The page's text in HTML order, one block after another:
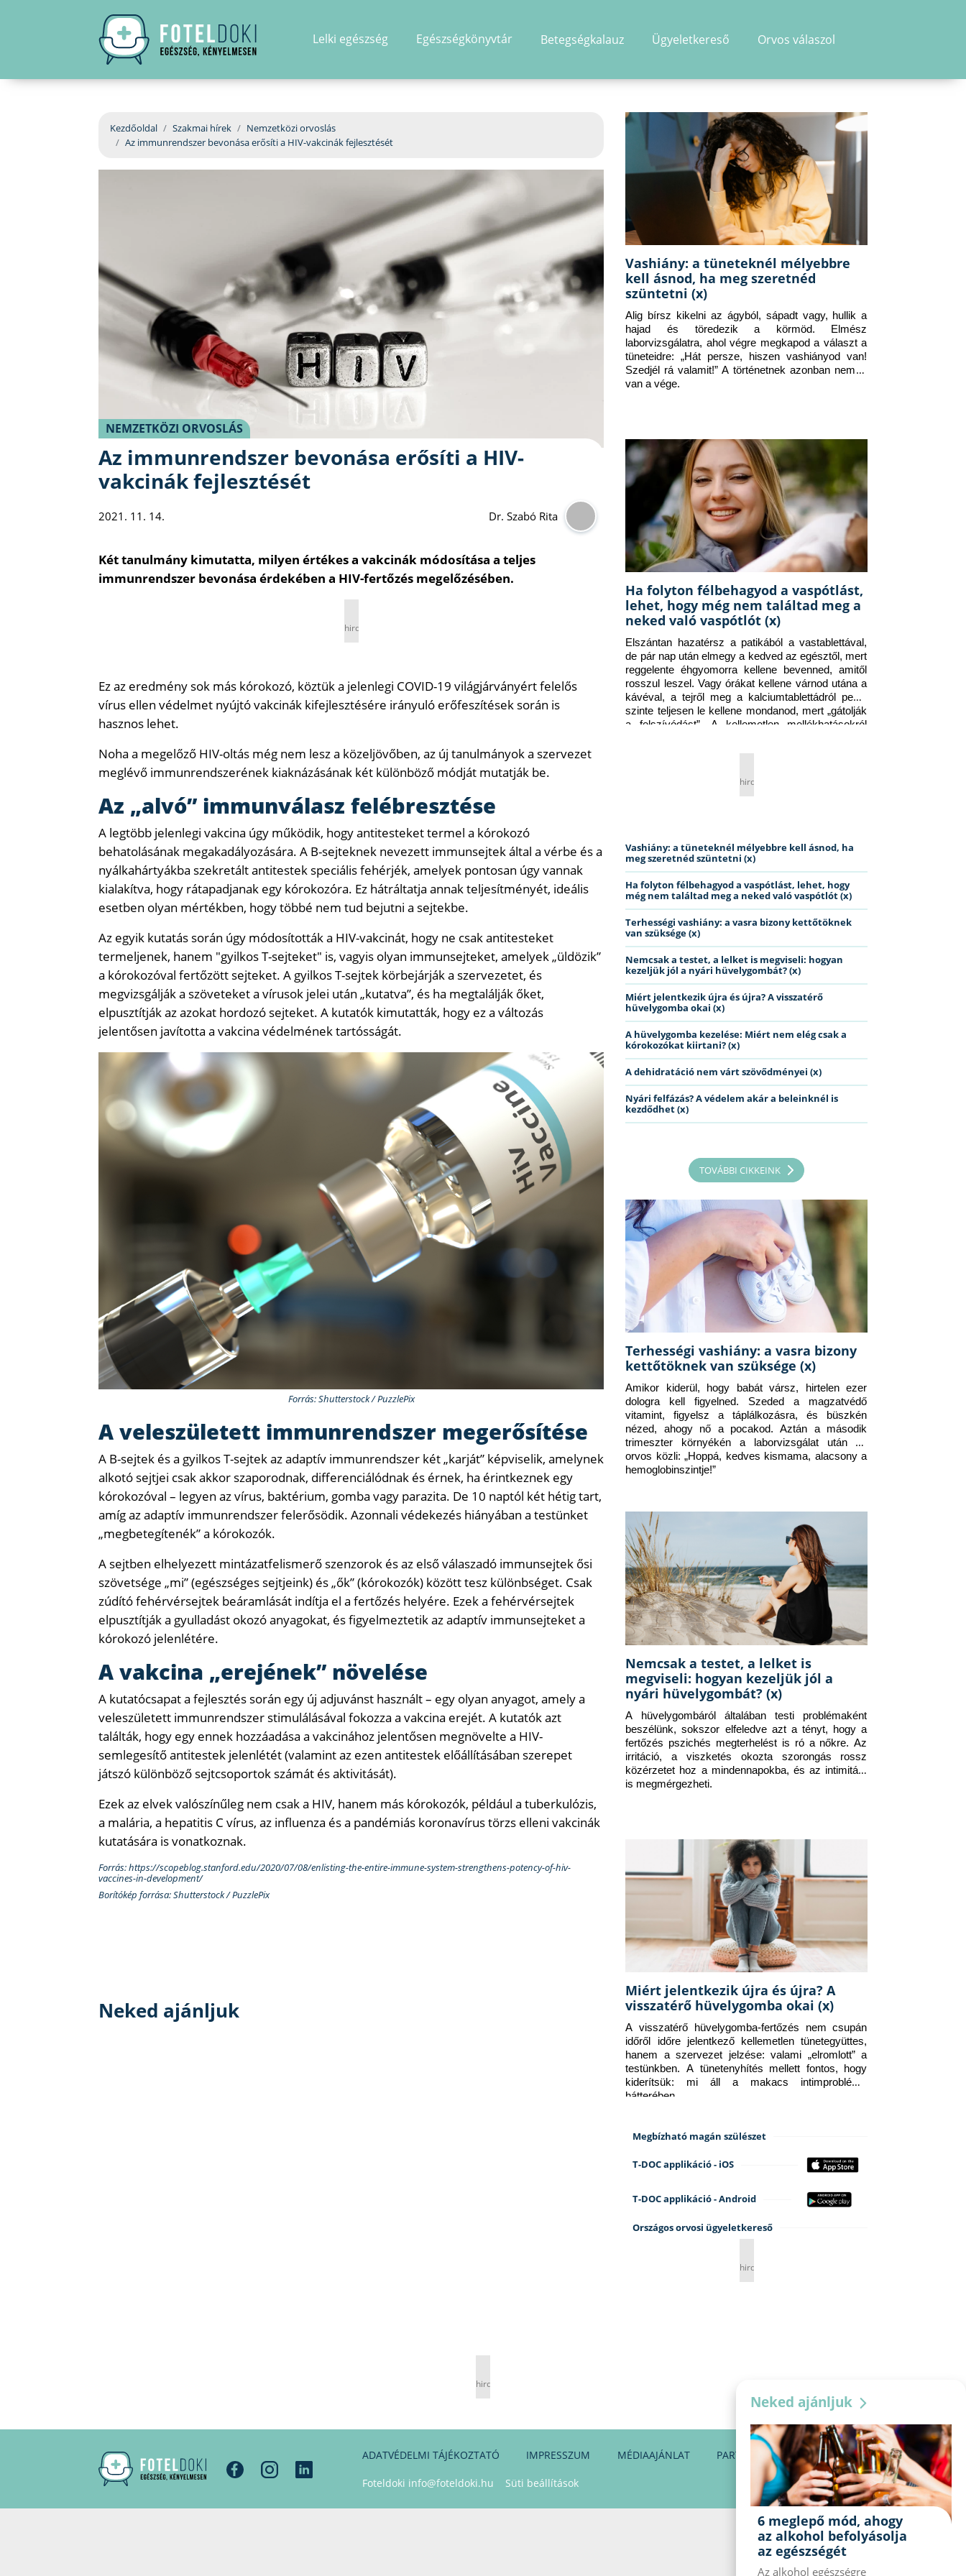
Lelki egészség Egészségkönyvtár Betegségkalauz Ügyeletkereső Orvos válaszol
Kezdőoldal Szakmai hírek
Nemzetközi orvoslás
Az immunrendszer bevonása erősíti a HIV-vakcinák fejlesztését
NEMZETKÖZI ORVOSLÁS
Az immunrendszer bevonása erősíti a HIV-
vakcinák fejlesztését
2021. 11. 14. Dr. Szabó Rita
Két tanulmány kimutatta, milyen értékes a vakcinák módosítása a teljes
immunrendszer bevonása érdekében a HIV-fertőzés megelőzésében.
hirdetés
Ez az eredmény sok más kórokozó, köztük a jelenlegi COVID-19 világjárványért felelős
vírus ellen védelmet nyújtó vakcinák kifejlesztésére irányuló erőfeszítések során is
hasznos lehet.
Noha a megelőző HIV-oltás még nem lesz a közeljövőben, az új tanulmányok a szervezet
meglévő immunrendszerének kiaknázásának két különböző módját mutatják be.
Az „alvó” immunválasz felébresztése
A legtöbb jelenlegi vakcina úgy működik, hogy antitesteket termel a kórokozó
behatolásának megakadályozására. A B-sejteknek nevezett immunsejtek által a vérbe és a
nyálkahártyákba szekretált antitestek speciális fehérjék, amelyek pontosan úgy vannak
kialakítva, hogy rátapadjanak egy kórokozóra. Ez hátráltatja annak teljesítményét, ideális
esetben olyan mértékben, hogy többé nem tud bejutni a sejtekbe.
Az egyik kutatás során úgy módosították a HIV-vakcinát, hogy ne csak antitesteket
termeljenek, hanem "gyilkos T-sejteket" is, vagyis olyan immunsejteket, amelyek „üldözik”
a kórokozóval fertőzött sejteket. A gyilkos T-sejtek körbejárják a szervezetet, és
megvizsgálják a szöveteket a vírusok jelei után „kutatva”, és ha megtalálják őket,
elpusztítják az azokat hordozó sejteket. A kutatók kimutatták, hogy ez a változás
jelentősen javította a vakcina védelmének tartósságát.
Forrás: Shutterstock / PuzzlePix
A veleszületett immunrendszer megerősítése
A B-sejtek és a gyilkos T-sejtek az adaptív immunrendszer két „karját” képviselik, amelynek
alkotó sejtjei csak akkor szaporodnak, differenciálódnak és érnek, ha érintkeznek egy
kórokozóval – legyen az vírus, baktérium, gomba vagy parazita. De 10 naptól két hétig tart,
amíg az adaptív immunrendszer felerősödik. Azonnali védekezés hiányában a testünket
„megbetegítenék” a kórokozók.
A sejtben elhelyezett mintázatfelismerő szenzorok és az első válaszadó immunsejtek ősi
szövetsége „mi” (egészséges sejtjeink) és „ők” (kórokozók) között tesz különbséget. Csak
zúdító fehérvérsejtek beáramlását indítja el a fertőzés helyére. Ezek a fehérvérsejtek
elpusztítják a gyulladást okozó anyagokat, és figyelmeztetik az adaptív immunsejteket a
kórokozó jelenlétére.
A vakcina „erejének” növelése
A kutatócsapat a fejlesztés során egy új adjuvánst használt – egy olyan anyagot, amely a
veleszületett immunrendszer stimulálásával fokozza a vakcina erejét. A kutatók azt
találták, hogy egy ennek hozzáadása a vakcinához jelentősen megnövelte a HIV-
semlegesítő antitestek jelenlétét (valamint az ezen antitestek előállításában szerepet
játszó különböző sejtcsoportok számát és aktivitását).
Ezek az elvek valószínűleg nem csak a HIV, hanem más kórokozók, például a tuberkulózis,
a malária, a hepatitis C vírus, az influenza és a pandémiás koronavírus törzs elleni vakcinák
kutatására is vonatkoznak.
Forrás: https://scopeblog.stanford.edu/2020/07/08/enlisting-the-entire-immune-system-strengthens-potency-of-hiv-
vaccines-in-development/
Borítókép forrása: Shutterstock / PuzzlePix
Neked ajánljuk
Vashiány: a tüneteknél mélyebbre
kell ásnod, ha meg szeretnéd
szüntetni (x)
Alig bírsz kikelni az ágyból, sápadt vagy, hullik a
hajad és töredezik a körmöd. Elmész
laborvizsgálatra, ahol végre megkapod a választ a
tüneteidre: „Hát persze, hiszen vashiányod van!
Szedjél rá valamit!” A történetnek azonban nem itt
van a vége.
Ha folyton félbehagyod a vaspótlást,
lehet, hogy még nem találtad meg a
neked való vaspótlót (x)
Elszántan hazatérsz a patikából a vastablettával,
de pár nap után elmegy a kedved az egésztől, mert
reggelente éhgyomorra kellene bevenned, amitől
rosszul leszel. Vagy órákat kellene várnod utána a
kávéval, a tejről meg a kalciumtablettádról pedig
szinte teljesen le kellene mondanod, mert „gátolják
a felszívódást”. A kellemetlen mellékhatásokról
hirdetés
Vashiány: a tüneteknél mélyebbre kell ásnod, ha
meg szeretnéd szüntetni (x)
Ha folyton félbehagyod a vaspótlást, lehet, hogy
még nem találtad meg a neked való vaspótlót (x)
Terhességi vashiány: a vasra bizony kettőtöknek
van szüksége (x)
Nemcsak a testet, a lelket is megviseli: hogyan
kezeljük jól a nyári hüvelygombát? (x)
Miért jelentkezik újra és újra? A visszatérő
hüvelygomba okai (x)
A hüvelygomba kezelése: Miért nem elég csak a
kórokozókat kiirtani? (x)
A dehidratáció nem várt szövődményei (x)
Nyári felfázás? A védelem akár a beleinknél is
kezdődhet (x)
TOVÁBBI CIKKEINK
Terhességi vashiány: a vasra bizony
kettőtöknek van szüksége (x)
Amikor kiderül, hogy babát vársz, hirtelen ezer
dologra kell figyelned. Szeded a magzatvédő
vitamint, figyelsz a táplálkozásra, és büszkén
nézed, ahogy nő a pocakod. Aztán a második
trimeszter környékén a laborvizsgálat után az
orvos közli: „Hoppá, kedves kismama, alacsony a
hemoglobinszintje!”
Nemcsak a testet, a lelket is
megviseli: hogyan kezeljük jól a
nyári hüvelygombát? (x)
A hüvelygombáról általában testi problémaként
beszélünk, sokszor elfeledve azt a tényt, hogy a
fertőzés pszichés megterhelést is ró a nőkre. Az
irritáció, a viszketés okozta szorongás rossz
közérzetet hoz a mindennapokba, és az intimitást
is megmérgezheti.
Miért jelentkezik újra és újra? A
visszatérő hüvelygomba okai (x)
A visszatérő hüvelygomba-fertőzés nem csupán
időről időre jelentkező kellemetlen tünetegyüttes,
hanem a szervezet jelzése: valami „elromlott” a
testünkben. A tünetenyhítés mellett fontos, hogy
kiderítsük: mi áll a makacs intimprobléma
hátterében.
Megbízható magán szülészet
T-DOC applikáció - iOS
T-DOC applikáció - Android
Országos orvosi ügyeletkereső
hirdetés
hirdetés
ADATVÉDELMI TÁJÉKOZTATÓ IMPRESSZUM MÉDIAAJÁNLAT PARTNEREINK KAPCSOLAT
Foteldoki info@foteldoki.hu Süti beállítások
Neked ajánljuk
6 meglepő mód, ahogy
az alkohol befolyásolja
az egészségét
Az alkohol egészségre